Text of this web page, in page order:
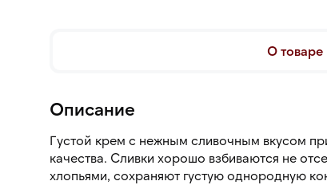
О товаре
Описание
Густой крем с нежным сливочным вкусом
качества. Сливки хорошо взбиваются не
хлопьями, сохраняют густую однородную